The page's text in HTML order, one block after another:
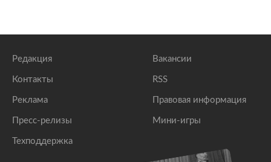
Редакция
Контакты
Реклама
Пресс-релизы
Техподдержка
Вакансии
RSS
Правовая информация
Мини-игры